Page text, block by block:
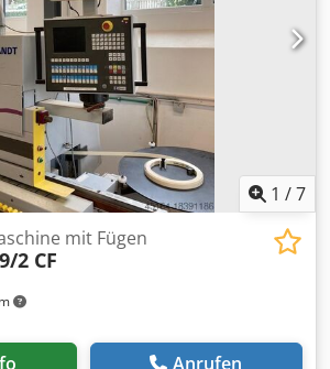
mit Trennmittel Riepe-
Elektronisch gesteuertes
mit Reinigungsmittel Riepe-
mit Fügefräsaggregat 1961
1964) Fügefräsaggregat
(2x 2,6 kW, 200 Hz, 12000 min-1) Mit
Fräsaggregaten 1 Aggregat im
im Gleichlauf Eintauchweg 5 mm mit
200 Hz ohne Fräswerkzeug
für schnellen
für 1803 (Werkstückhöhe bis
100-63 - Ø 30 mm, Z = 3 + 3 + 3, 1x
DFC-Technik (System Leitz)
1 /7
mit Fügen
2 CF
Anrufen